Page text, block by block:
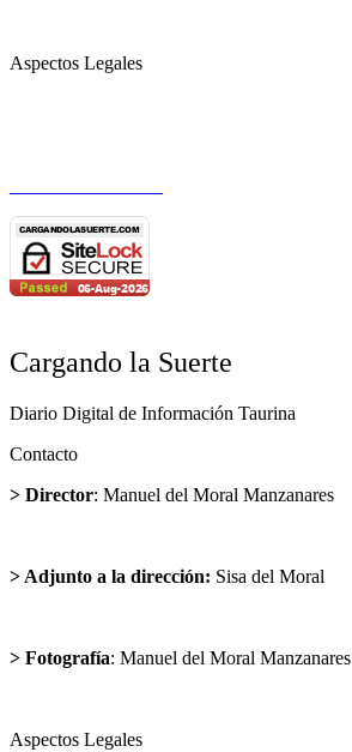
Aspectos Legales
Cargando la Suerte
Diario Digital de Información Taurina
Contacto
> Director: Manuel del Moral Manzanares
> Adjunto a la dirección: Sisa del Moral
> Fotografía: Manuel del Moral Manzanares
Aspectos Legales